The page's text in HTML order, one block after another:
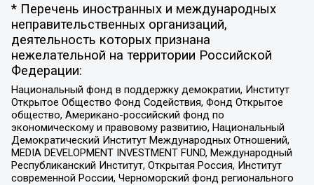
* Перечень иностранных и международных
неправительственных организаций,
деятельность которых признана
нежелательной на территории Российской
Федерации:
Национальный фонд в поддержку демократии, Институт
Открытое Общество Фонд Содействия, Фонд Открытое
общество, Американо-российский фонд по
экономическому и правовому развитию, Национальный
Демократический Институт Международных Отношений,
MEDIA DEVELOPMENT INVESTMENT FUND, Международный
Республиканский Институт, Открытая Россия, Институт
современной России, Черноморский фонд регионального